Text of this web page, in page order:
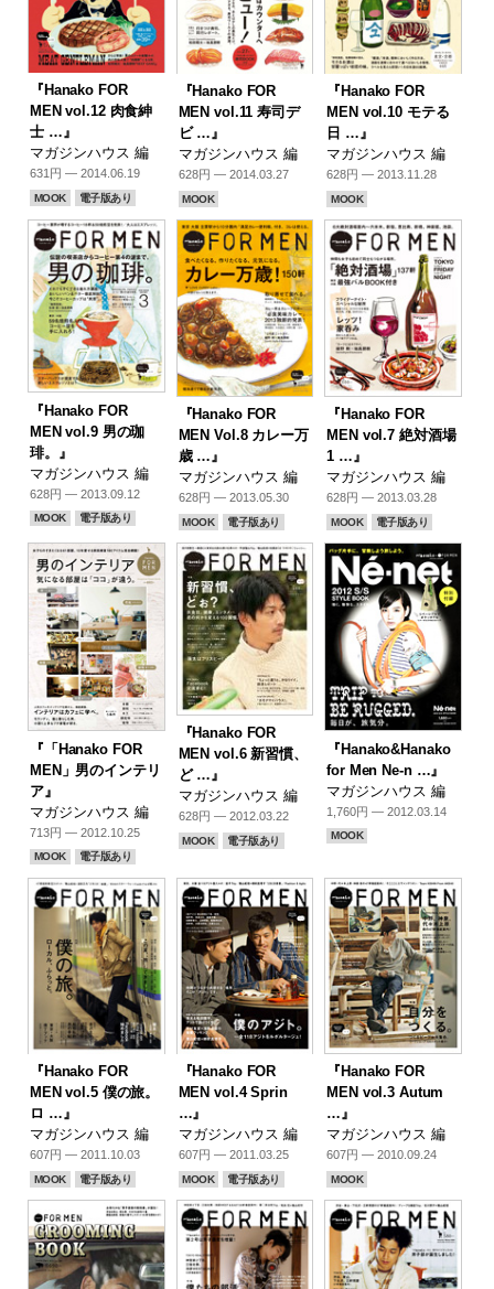
『Hanako FOR
MEN vol.12 肉食紳
士 …』
マガジンハウス 編
631円 — 2014.06.19
MOOK 電子版あり
『Hanako FOR
MEN vol.11 寿司デ
ビ …』
マガジンハウス 編
628円 — 2014.03.27
MOOK
『Hanako FOR
MEN vol.10 モテる
日 …』
マガジンハウス 編
628円 — 2013.11.28
MOOK
『Hanako FOR
MEN vol.9 男の珈
琲。』
マガジンハウス 編
628円 — 2013.09.12
MOOK 電子版あり
『Hanako FOR
MEN Vol.8 カレー万
歳 …』
マガジンハウス 編
628円 — 2013.05.30
MOOK 電子版あり
『Hanako FOR
MEN vol.7 絶対酒場
1 …』
マガジンハウス 編
628円 — 2013.03.28
MOOK 電子版あり
『「Hanako FOR
MEN」男のインテリ
ア』
マガジンハウス 編
713円 — 2012.10.25
MOOK 電子版あり
『Hanako FOR
MEN vol.6 新習慣、
ど …』
マガジンハウス 編
628円 — 2012.03.22
MOOK 電子版あり
『Hanako&Hanako
for Men Ne-n …』
マガジンハウス 編
1,760円 — 2012.03.14
MOOK
『Hanako FOR
MEN vol.5 僕の旅。
ロ …』
マガジンハウス 編
607円 — 2011.10.03
MOOK 電子版あり
『Hanako FOR
MEN vol.4 Sprin
…』
マガジンハウス 編
607円 — 2011.03.25
MOOK 電子版あり
『Hanako FOR
MEN vol.3 Autum
…』
マガジンハウス 編
607円 — 2010.09.24
MOOK